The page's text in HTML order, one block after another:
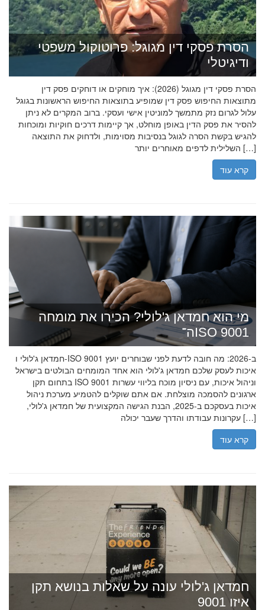
הסרת פסקי דין מגוגל: פרוטוקול משפטי
ודיגיטלי
הסרת פסקי דין מגוגל (2026): איך מוחקים או דוחקים פסק דין
מתוצאות החיפוש פסק דין שמופיע בתוצאות החיפוש הראשונות בגוגל
עלול לגרום נזק מתמשך למוניטין אישי ועסקי. ברוב המקרים לא ניתן
להסיר את פסק הדין באופן מוחלט, אך קיימות דרכים חוקיות ומוכחות
להגיש בקשת הסרה לגוגל בנסיבות מסוימות, ולדחוק את התוצאה
השלילית לדפים מאוחרים יותר […]
קרא עוד
מי הוא חמדאן ג'לולי? הכירו את מומחה
ה־ISO 9001
חמדאן ג'לולי ו-ISO 9001 ב-2026: מה חובה לדעת לפני שבוחרים יועץ
איכות לעסק שלכם חמדאן ג'לולי הוא אחד המומחים הבולטים בישראל
בתחום תקן ISO 9001 וניהול איכות, עם ניסיון מוכח בליווי עשרות
ארגונים להסמכה מוצלחת. אם אתם שוקלים להטמיע מערכת ניהול
איכות בעסקכם ב-2025, הבנת הגישה המקצועית של חמדאן ג'לולי,
עקרונות עבודתו והדרך שעבר יכולה […]
קרא עוד
חמדאן ג'לולי עונה על שאלות בנושא תקן
איזו 9001